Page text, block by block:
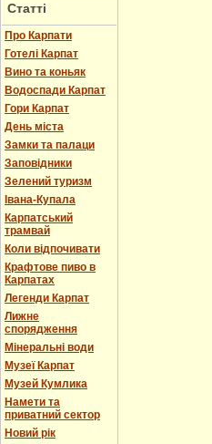
Статті
Про Карпати
Готелі Карпат
Вино та коньяк
Водоспади Карпат
Гори Карпат
День міста
Замки та палаци
Заповідники
Зелений туризм
Івана-Купала
Карпатський
трамвай
Коли відпочивати
Крафтове пиво в
Карпатах
Легенди Карпат
Лижне
спорядження
Мінеральні води
Музеї Карпат
Музей Кумлика
Намети та
приватний сектор
Новий рік